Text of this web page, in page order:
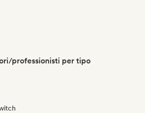
professionisti per tipo